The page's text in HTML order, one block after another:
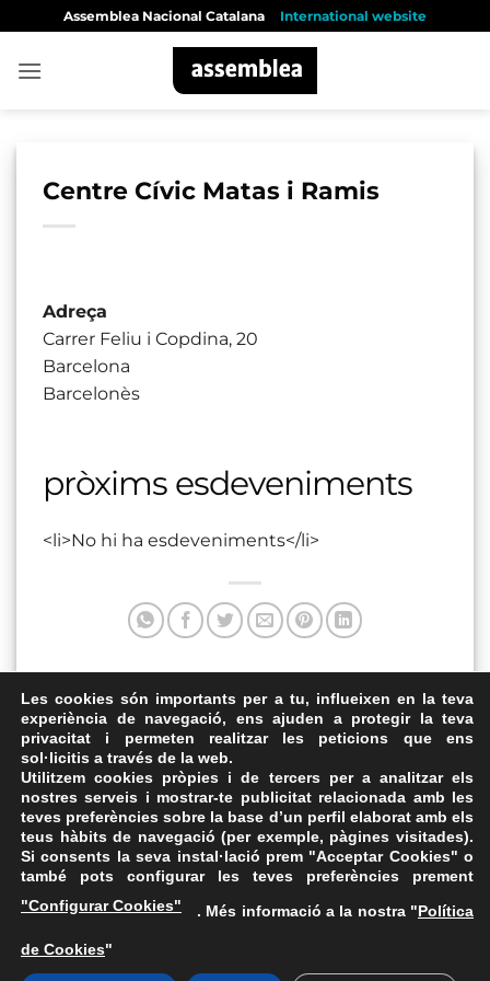
content
Assemblea Nacional Catalana International website
Centre Cívic Matas i Ramis
Adreça
Carrer Feliu i Copdina, 20
Barcelona
Barcelonès
pròxims esdeveniments
<li>No hi ha esdeveniments</li>
Aquesta entrada va ser publicada a . Marqui com a favorit
elEnllaç permanent.
Palau Firal de Girona Vallgorguina
FAQs
ASSEMBLEA NACIONAL CATALANA
Carrer de la Marina, 315, 08025 Barcelona · 93 347 17 14
Les cookies són importants per a tu, influeixen en la teva
experiència de navegació, ens ajuden a protegir la teva
privacitat i permeten realitzar les peticions que ens
sol·licitis a través de la web.
Utilitzem cookies pròpies i de tercers per a analitzar els
nostres serveis i mostrar-te publicitat relacionada amb les
teves preferències sobre la base d’un perfil elaborat amb els
teus hàbits de navegació (per exemple, pàgines visitades).
Si consents la seva instal·lació prem "Acceptar Cookies" o
també pots configurar les teves preferències prement
"Configurar Cookies"
. Més informació a la nostra "Política
de Cookies"